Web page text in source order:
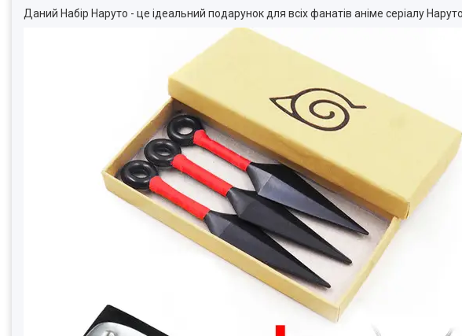
Даний Набір Наруто - це ідеальний подарунок для всіх фанатів аніме серіалу